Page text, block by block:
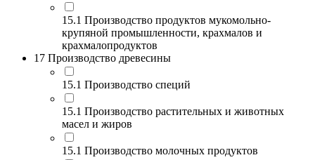
15.1 Производство продуктов мукомольно-
крупяной промышленности, крахмалов и
крахмалопродуктов
17 Производство древесины
15.1 Производство специй
15.1 Производство растительных и животных
масел и жиров
15.1 Производство молочных продуктов